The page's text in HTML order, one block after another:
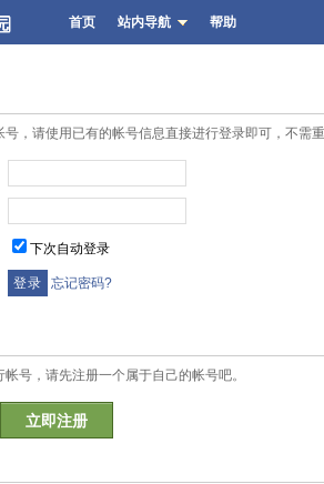
首页 站内导航 帮助
号，请使用已有的帐号信息直接进行登录即可，不需
下次自动登录
忘记密码?
号，请先注册一个属于自己的帐号吧。
立即注册